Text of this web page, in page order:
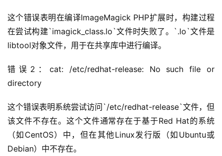
这个错误表明在编译ImageMagick PHP扩展时，构建过程
在尝试构建`imagick_class.lo`文件时失败了。`.lo`文件是
libtool对象文件，用于在共享库中进行编译。
错误2：cat: /etc/redhat-release: No such file or
directory
这个错误表明系统尝试访问`/etc/redhat-release`文件，但
该文件不存在。这个文件通常存在于基于Red Hat的系统
（如CentOS）中，但在其他Linux发行版（如Ubuntu或
Debian）中不存在。